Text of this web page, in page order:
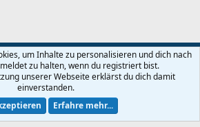
Datenschutz Hilfe und Impressum Start
® © 2010-2026 XenForo Ltd.
um Inhalte zu personalisieren und dich nach
zu halten, wenn du registriert bist.
unserer Webseite erklärst du dich damit
einverstanden.
Erfahre mehr...